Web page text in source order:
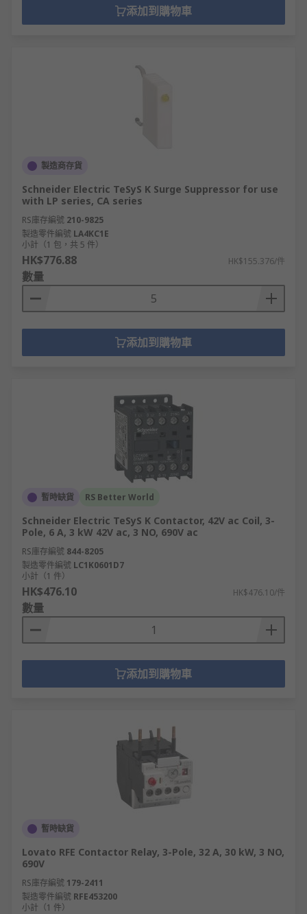
添加到購物車
製造商存貨
Schneider Electric TeSyS K Surge Suppressor for use
with LP series, CA series
RS庫存編號 210-9825
製造零件編號 LA4KC1E
小計（1 包，共 5 件）
HK$776.88 HK$155.376/件
數量
添加到購物車
暫時缺貨 RS Better World
Schneider Electric TeSyS K Contactor, 42V ac Coil, 3-
Pole, 6 A, 3 kW 42V ac, 3 NO, 690V ac
RS庫存編號 844-8205
製造零件編號 LC1K0601D7
小計（1 件）
HK$476.10 HK$476.10/件
數量
添加到購物車
暫時缺貨
Lovato RFE Contactor Relay, 3-Pole, 32 A, 30 kW, 3 NO,
690V
RS庫存編號 179-2411
製造零件編號 RFE453200
小計（1 件）